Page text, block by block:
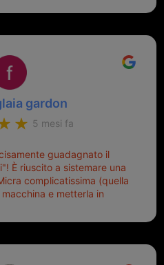
loro sono riuscita
gardon
5 mesi fa
guadagnato il
È riuscito a sistemare una
complicatissima (quella
e metterla in
passato mesi con le
fissata con un filo di